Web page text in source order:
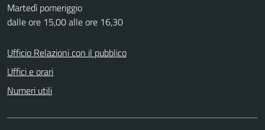
Martedì pomeriggio
dalle ore 15,00 alle ore 16,30
Ufficio Relazioni con il pubblico
Uffici e orari
Numeri utili